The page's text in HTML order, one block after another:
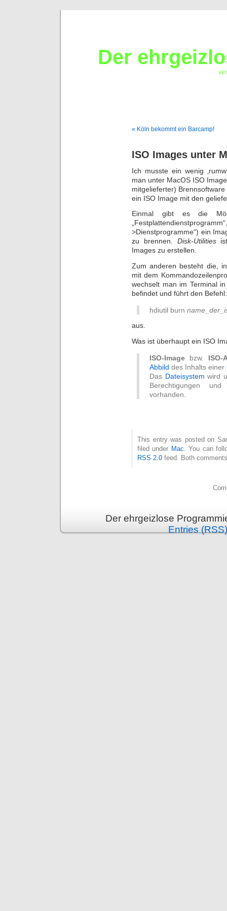
Der
« Köln bekommt ein Barcamp!
ISO Images unter
Ich musste ein wenig
man unter MacOS ISO
mitgelieferter)
ein ISO Image mit den
Einmal gibt es die
>Dienstprogramme“) ein
zu brennen. Disk-Utilitiesist
Images zu erstellen.
Zum anderen besteht die,
mit dem
wechselt man im Terminal
befindet und führt den Befehl:
hdiutil burn
aus.
Was ist überhaupt ein ISO
ISO-Image bzw. ISO-
Abbild des Inhalts einer
Das Dateisystem wird
Berechtigungen
vorhanden.
This entry was posted on
filed under Mac . You can
RSS 2.0 feed. Both
Der ehrgeizlose
Entries (RSS)